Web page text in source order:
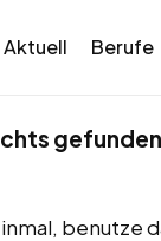
Aktuell Berufe
gefunden
benutze